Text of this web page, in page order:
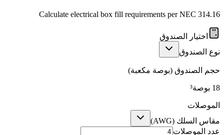
Calculate electrical box fill requirements per NEC 314.16
اختيار الصندوق
نوع الصندوق
حجم الصندوق (بوصة مكعبة)
18 بوصة³
الموصلات
مقاس السلك (AWG)
عدد الموصلات